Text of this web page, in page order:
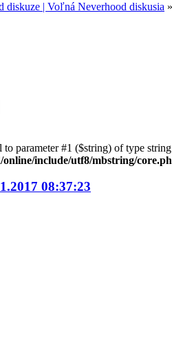
diskuze | Voľná Neverhood diskusia »
parameter #1 ($string) of type
online/include/utf8/mbstring/
08:37:23